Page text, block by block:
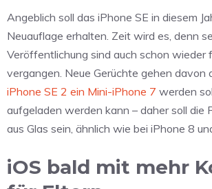
Angeblich soll das iPhone SE in diesem
Neuauflage erhalten. Zeit wird es, denn
Veröffentlichung sind auch schon wieder
vergangen. Neue Gerüchte gehen davon
iPhone SE 2 ein Mini-iPhone 7 werden
aufgeladen werden kann – daher soll die
aus Glas sein, ähnlich wie bei iPhone 8
iOS bald mit mehr